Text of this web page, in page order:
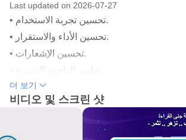
점진적 텍스트는 단계별 읽기 능력을 소개
기록되고 그림으로 그린 ​​이야기.
교육 활동.
그리기, 회화 및 예술적 구성.
학생들의 능력을 키우는 안전한 소스입니
숫자와 문자.
학생들을 위한 안전한 교육 플랫폼입니다.
우리는 학생들에게서 무엇을 키우고 싶습
Last updated on 2026-07-27
• تحسين تجربة الاستخدام.
• تحسين الأداء والاستقرار.
• تحسين الإشعارات.
더 보기
비디오 및 스크린 샷